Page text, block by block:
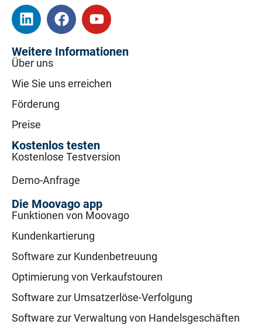
Weitere Informationen
Über uns
Wie Sie uns erreichen
Förderung
Preise
Kostenlos testen
Kostenlose Testversion
Demo-Anfrage
Die Moovago app
Funktionen von Moovago
Kundenkartierung
Software zur Kundenbetreuung
Optimierung von Verkaufstouren
Software zur Umsatzerlöse-Verfolgung
Software zur Verwaltung von Handelsgeschäften